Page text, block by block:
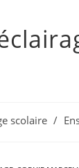
scolaire /